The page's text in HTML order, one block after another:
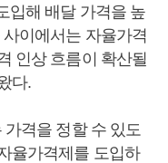
입해 배달 가격을 높
이에서는 자율가격
인상 흐름이 확산될
다.
가격을 정할 수 있도
율가격제를 도입하